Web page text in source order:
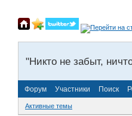
"Никто не забыт,
Форум Участники Поиск
Активные темы